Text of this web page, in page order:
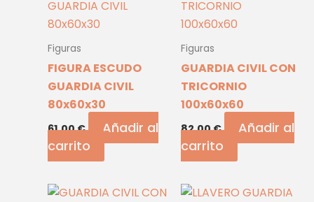
Figuras
FIGURA ESCUDO
GUARDIA CIVIL
80x60x30
61,00€
Añadir al
carrito
Figuras
GUARDIA CIVIL CON
TRICORNIO
100x60x60
82,00€
Añadir al
carrito